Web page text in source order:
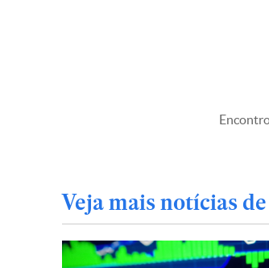
Veja mais notícias